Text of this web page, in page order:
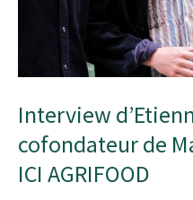
Interview
cofondateur de
ICI AGRIFOOD